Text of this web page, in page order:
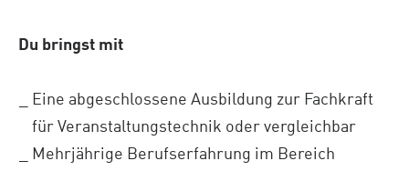
Du bringst mit
Eine abgeschlossene Ausbildung zur Fachkraft
für Veranstaltungstechnik oder vergleichbar
Mehrjährige Berufserfahrung im Bereich